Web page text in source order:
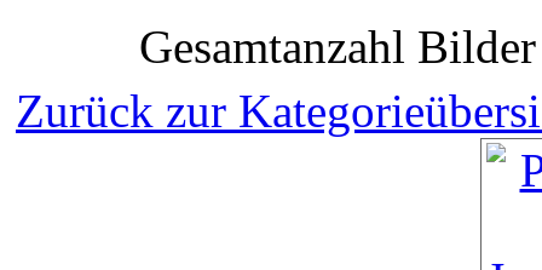
Gesamtanzahl
Zurück zur